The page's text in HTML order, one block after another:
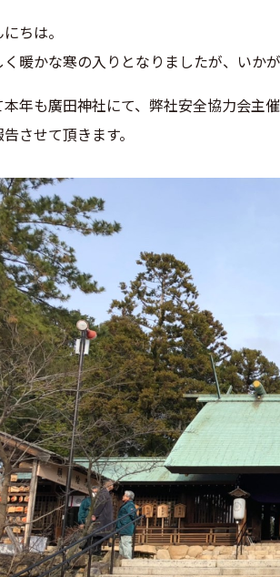
ちは。
暖かな寒の入りとなりましたが、いか
本年も廣田神社にて、弊社安全協力会主
させて頂きます。